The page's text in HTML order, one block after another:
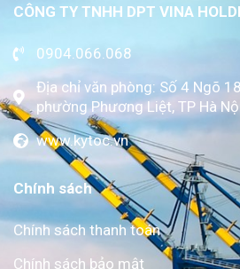
CÔNG TY TNHH DPT VINA
0904.066.068
Địa chỉ văn phòng: Số 4 Ngõ
phường Phương Liệt, TP Hà
www.kytoc.vn
Chính sách
Chính sách thanh toán
Chính sách bảo mật